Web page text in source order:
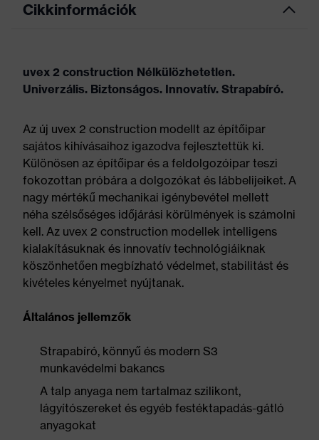
Cikkinformációk
uvex 2 construction Nélkülözhetetlen.
Univerzális. Biztonságos. Innovatív. Strapabíró.
Az új uvex 2 construction modellt az építőipar
sajátos kihívásaihoz igazodva fejlesztettük ki.
Különösen az építőipar és a feldolgozóipar teszi
fokozottan próbára a dolgozókat és lábbelijeiket. A
nagy mértékű mechanikai igénybevétel mellett
néha szélsőséges időjárási körülmények is számolni
kell. Az uvex 2 construction modellek intelligens
kialakításuknak és innovatív technológiáiknak
köszönhetően megbízható védelmet, stabilitást és
kivételes kényelmet nyújtanak.
Általános jellemzők
Strapabíró, könnyű és modern S3
munkavédelmi bakancs
A talp anyaga nem tartalmaz szilikont,
lágyítószereket és egyéb festéktapadás-gátló
anyagokat